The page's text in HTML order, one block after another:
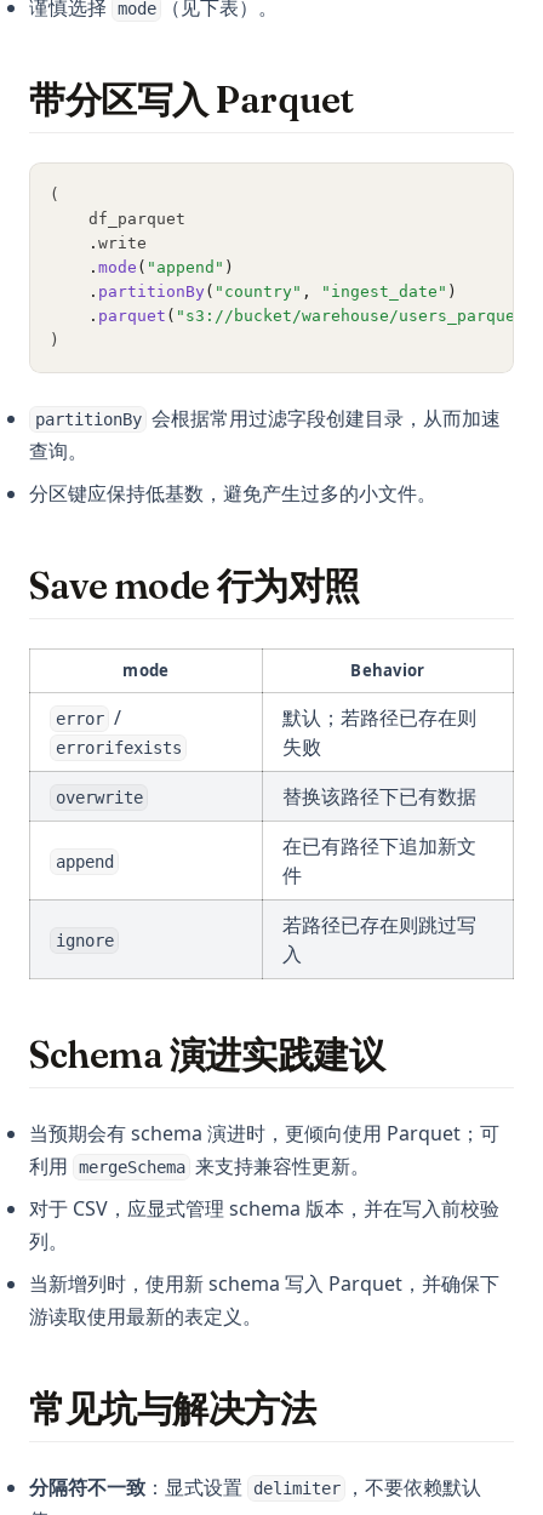
谨慎选择 mode （见下表）。
带分区写入 Parquet
(
    df_parquet
. write
. mode ( "append" )
. partitionBy ( "country" , "ingest_date" )
. parquet ( "s3://bucket/warehouse/users_parquet"
)
partitionBy 会根据常用过滤字段创建目录，从而加速
查询。
分区键应保持低基数，避免产生过多的小文件。
Save mode 行为对照
mode Behavior
error /
errorifexists
默认；若路径已存在则
失败
overwrite 替换该路径下已有数据
append
在已有路径下追加新文
件
ignore
若路径已存在则跳过写
入
Schema 演进实践建议
当预期会有 schema 演进时，更倾向使用 Parquet；可
利用
mergeSchema 来支持兼容性更新。
对于 CSV，应显式管理 schema 版本，并在写入前校验
列。
当新增列时，使用新 schema 写入 Parquet，并确保下
游读取使用最新的表定义。
常见坑与解决方法
分隔符不一致 ：显式设置 delimiter
，不要依赖默认